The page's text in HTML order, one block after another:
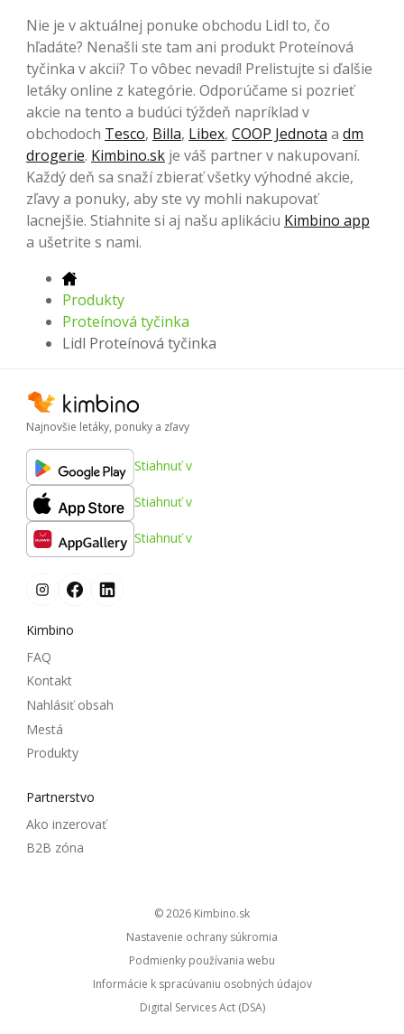
Nie je v aktuálnej ponuke obchodu Lidl to, čo
hľadáte? Nenašli ste tam ani produkt Proteínová
tyčinka v akcii? To vôbec nevadí! Prelistujte si ďalšie
letáky online z kategórie. Odporúčame si pozrieť
akcie na tento a budúci týždeň napríklad v
obchodoch Tesco, Billa, Libex, COOP Jednota a dm
drogerie. Kimbino.sk je váš partner v nakupovaní.
Každý deň sa snaží zbierať všetky výhodné akcie,
zľavy a ponuky, aby ste vy mohli nakupovať
lacnejšie. Stiahnite si aj našu aplikáciu Kimbino app
a ušetrite s nami.
Produkty
Proteínová tyčinka
Lidl Proteínová tyčinka
Najnovšie letáky, ponuky a zľavy
Stiahnuť v
Stiahnuť v
Stiahnuť v
Kimbino
FAQ
Kontakt
Nahlásiť obsah
Mestá
Produkty
Partnerstvo
Ako inzerovať
B2B zóna
© 2026
kimbino.sk
Nastavenie ochrany súkromia
Podmienky používania webu
Informácie k spracúvaniu osobných údajov
Digital Services Act (DSA)